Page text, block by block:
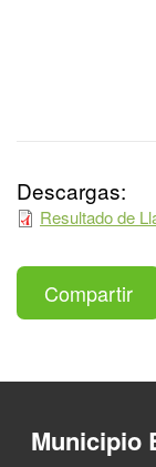
Descargas:
Resultado de
Compartir
Municipio